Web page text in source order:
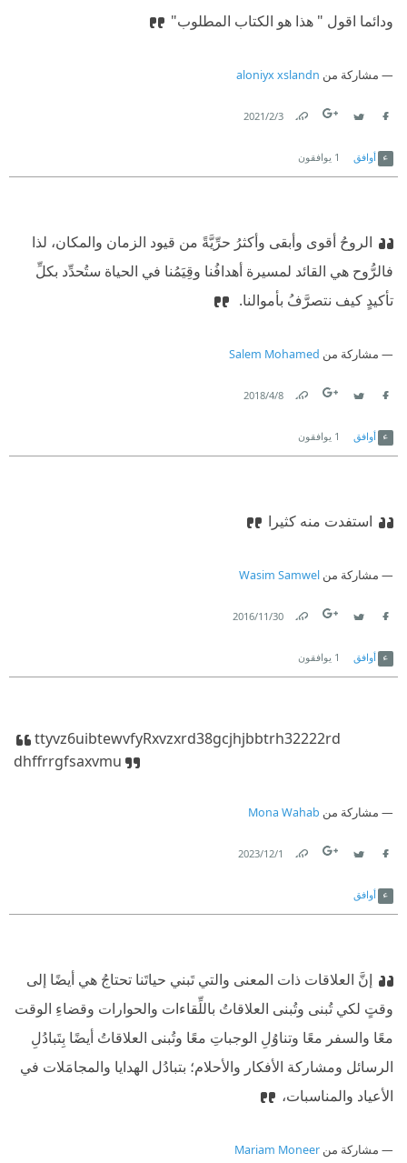
ودائما اقول " هذا هو الكتاب المطلوب"
مشاركة من aloniyx xslandn
3‏/2‏/2021
أوافق 1 يوافقون
‫الروحُ أقوى وأبقى وأكثرُ حرِّيَّةً من قيود الزمان والمكان، لذا
فالرُّوح هي القائد لمسيرة أهدافُنا وقِيَمُنا في الحياة ستُحدِّد بكلِّ
تأكيدٍ كيف نتصرَّفُ بأموالنا. ‬
مشاركة من Salem Mohamed
8‏/4‏/2018
أوافق 1 يوافقون
استفدت منه كثيرا
مشاركة من Wasim Samwel
30‏/11‏/2016
أوافق 1 يوافقون
ttyvz6uibtewvfyRxvzxrd38gcjhjbbtrh32222rd
dhffrrgfsaxvmu
مشاركة من Mona Wahab
1‏/12‏/2023
أوافق
إنَّ العلاقات ذات المعنى والتي تَبني حياتَنا تحتاجُ هي أيضًا إلى
وقتٍ لكي تُبنى وتُبنى العلاقاتُ باللِّقاءات والحوارات وقضاءِ الوقت
معًا والسفر معًا وتناوُلِ الوجباتِ معًا وتُبنى العلاقاتُ أيضًا بِتَبادُلِ
الرسائل ومشاركة الأفكار والأحلام؛ بتبادُل الهدايا والمجامَلات في
الأعياد والمناسبات،
مشاركة من Mariam Moneer